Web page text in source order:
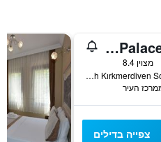
Tüm Palace Otel
מצוין 8.4
Haydar Çavuş Mah Kırkmerdiven Sok. No:10, באנדירמה, טורקיה
צפייה בדילים